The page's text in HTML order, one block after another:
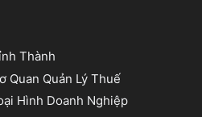
Thành
Quan Quản Lý Thuế
Hình Doanh Nghiệp